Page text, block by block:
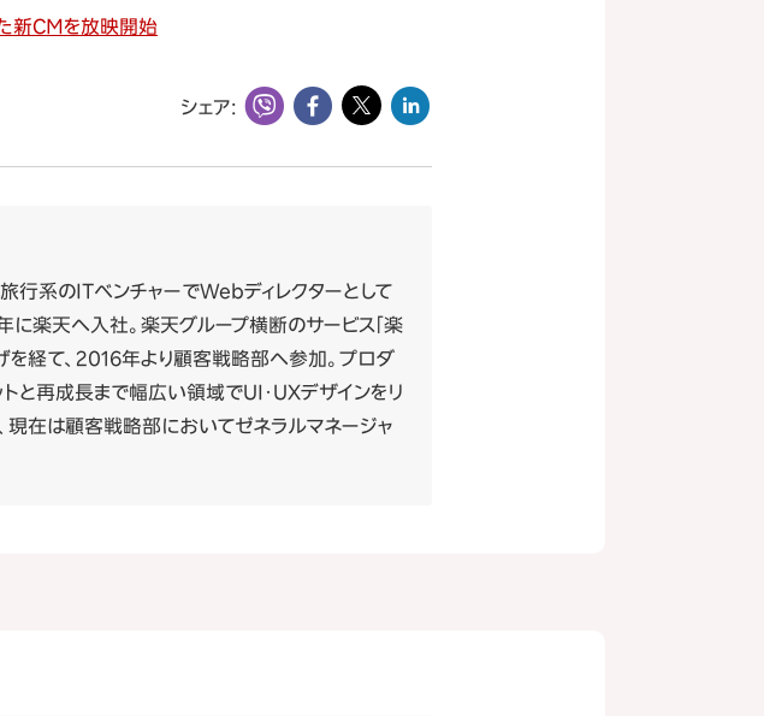
た新CMを放映開始
シェア:
行系のITベンチャーでWebディレクターとして
楽天へ入社。楽天グループ横断のサービス「楽
を経て、2016年より顧客戦略部へ参加。プロダ
トと再成長まで幅広い領域でUI・UXデザインをリ
現在は顧客戦略部においてゼネラルマネージャ